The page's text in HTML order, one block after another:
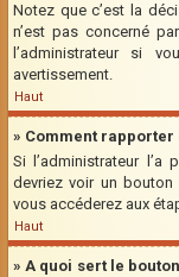
Notez que c’est la
n’est pas concerné
l’administrateur si
avertissement.
Haut
» Comment rapporter
Si l’administrateur
devriez voir un bouton
vous accéderez aux
Haut
» A quoi sert le